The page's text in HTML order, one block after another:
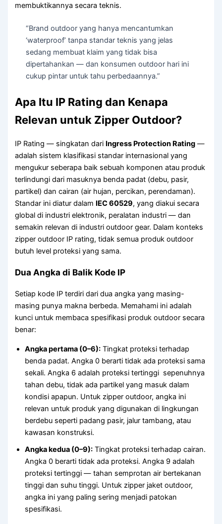
membuktikannya secara teknis.
“Brand outdoor yang hanya mencantumkan
‘waterproof’ tanpa standar teknis yang jelas
sedang membuat klaim yang tidak bisa
dipertahankan — dan konsumen outdoor hari ini
cukup pintar untuk tahu perbedaannya.”
Apa Itu IP Rating dan Kenapa
Relevan untuk Zipper Outdoor?
IP Rating — singkatan dari Ingress Protection Rating —
adalah sistem klasifikasi standar internasional yang
mengukur seberapa baik sebuah komponen atau produk
terlindungi dari masuknya benda padat (debu, pasir,
partikel) dan cairan (air hujan, percikan, perendaman).
Standar ini diatur dalam IEC 60529, yang diakui secara
global di industri elektronik, peralatan industri — dan
semakin relevan di industri outdoor gear. Dalam konteks
zipper outdoor IP rating, tidak semua produk outdoor
butuh level proteksi yang sama.
Dua Angka di Balik Kode IP
Setiap kode IP terdiri dari dua angka yang masing-
masing punya makna berbeda. Memahami ini adalah
kunci untuk membaca spesifikasi produk outdoor secara
benar:
Angka pertama (0–6): Tingkat proteksi terhadap
benda padat. Angka 0 berarti tidak ada proteksi sama
sekali. Angka 6 adalah proteksi tertinggi sepenuhnya
tahan debu, tidak ada partikel yang masuk dalam
kondisi apapun. Untuk zipper outdoor, angka ini
relevan untuk produk yang digunakan di lingkungan
berdebu seperti padang pasir, jalur tambang, atau
kawasan konstruksi.
Angka kedua (0–9): Tingkat proteksi terhadap cairan.
Angka 0 berarti tidak ada proteksi. Angka 9 adalah
proteksi tertinggi — tahan semprotan air bertekanan
tinggi dan suhu tinggi. Untuk zipper jaket outdoor,
angka ini yang paling sering menjadi patokan
spesifikasi.